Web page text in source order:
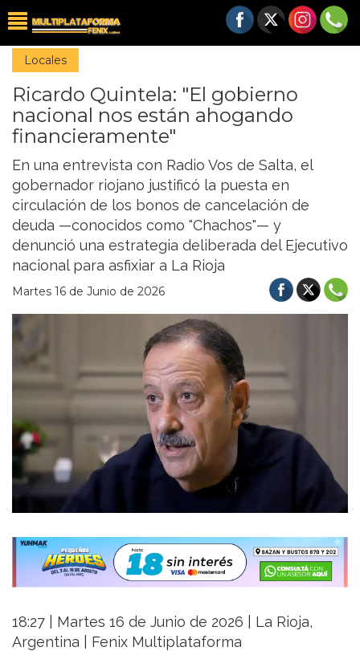
Locales
Ricardo Quintela: "El gobierno
nacional nos están ahogando
financieramente"
En una entrevista con Radio Vos de Salta, el
gobernador riojano justificó la puesta en
circulación de los bonos de cancelación de
deuda —conocidos como "Chachos"— y
denunció una estrategia deliberada del Ejecutivo
nacional para asfixiar a La Rioja
Martes 16 de Junio de 2026
18:27 | Martes 16 de Junio de 2026 | La Rioja,
Argentina | Fenix Multiplataforma